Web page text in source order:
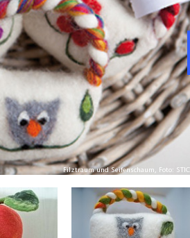
Filztraum und Seifenschaum, Foto: STIC